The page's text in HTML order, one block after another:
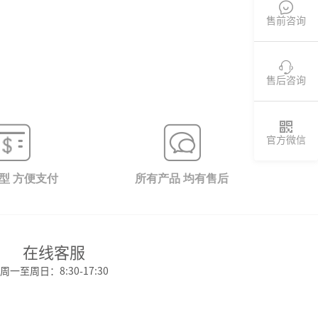

售前咨询

售后咨询

官方微信
方便支付 所有产品 均有售后
在线客服
周一至周日：8:30-17:30